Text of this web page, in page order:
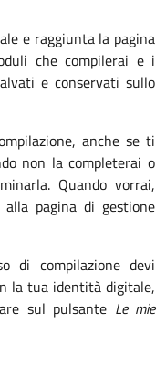
e raggiunta la pagina
che compilerai e i
e conservati sullo
anche se ti
non la completerai o
Quando vorrai,
pagina di gestione
di compilazione devi
la tua identità digitale,
sul pulsante Le mie